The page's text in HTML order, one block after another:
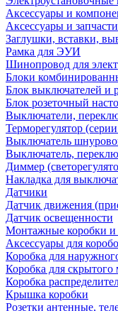
Аксессуары и
Аксессуары и
Заглушки, вставки,
Рамка для ЭУИ
Шинопровод для
Блоки
Блок выключателей и
Блок розеточный
Выключатели,
Терморегулятор
Выключатель
Выключатель,
Диммер
Накладка для
Датчики
Датчик движения
Датчик освещенности
Монтажные коробки и
Аксессуары для
Коробка для
Коробка для скрытого
Коробка
Крышка коробки
Розетки антенные,